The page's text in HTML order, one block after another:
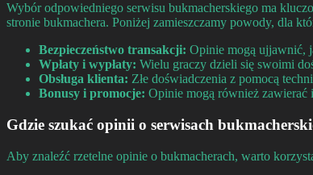
Wybór odpowiedniego serwisu bukmacherskiego ma
stronie bukmachera. Poniżej zamieszczamy powody, dla
Bezpieczeństwo transakcji: Opinie mogą ujjawnić,
Wpłaty i wypłaty: Wielu graczy dzieli się swoimi
Obsługa klienta: Złe doświadczenia z pomocą
Bonusy i promocje: Opinie mogą również
Gdzie szukać opinii o serwisach
Aby znaleźć rzetelne opinie o bukmacherach, warto